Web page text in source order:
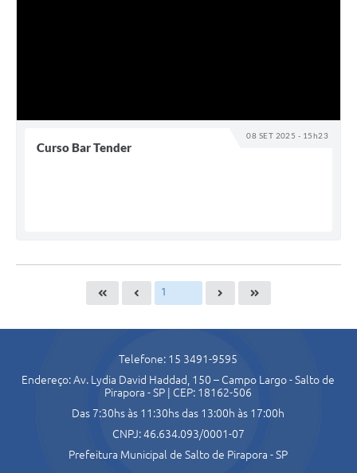
08 SET 2025 - 15h23
Curso Bar Tender
Telefone: 15 3491-9595
Endereço: Av. Lydia David Haddad, 150 – Campo Largo - Salto de
Pirapora - SP | CEP: 18162-506
Das 7:30hs às 11:30hs das 13:00h às 17:00h
CNPJ: 46.634.093/0001-07
Prefeitura Municipal de Salto de Pirapora - SP